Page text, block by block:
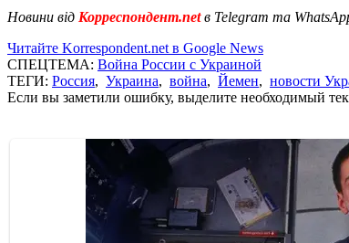
Новини від Корреспондент.netв Telegram та
Читайте Korrespondent.net в Google News
СПЕЦТЕМА: Война России с Украиной
ТЕГИ: Россия, Украина, война, Йемен, новости
Если вы заметили ошибку, выделите необходимый